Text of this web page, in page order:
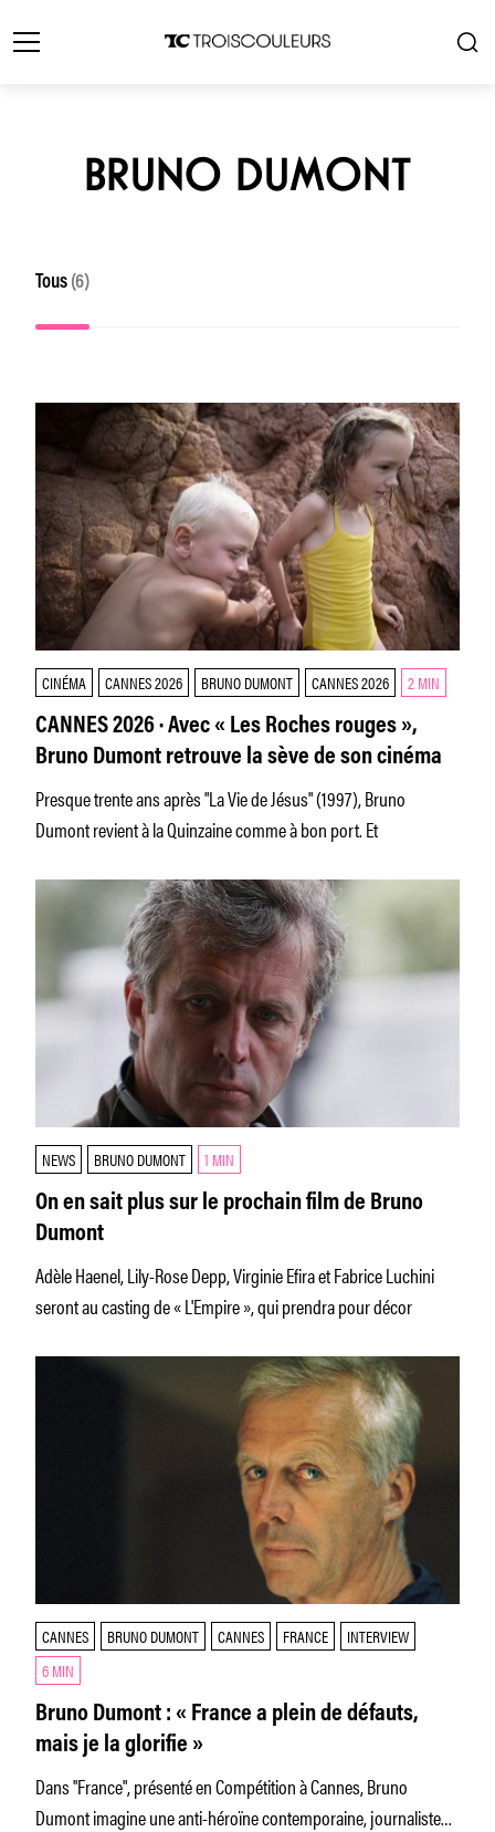
BRUNO DUMONT
Tous (6)
CINÉMA CANNES 2026 BRUNO DUMONT CANNES 2026 2 MIN
CANNES 2026 · Avec « Les Roches rouges »,
Bruno Dumont retrouve la sève de son cinéma
Presque trente ans après "La Vie de Jésus" (1997), Bruno
Dumont revient à la Quinzaine comme à bon port. Et
NEWS BRUNO DUMONT 1 MIN
On en sait plus sur le prochain film de Bruno
Dumont
Adèle Haenel, Lily-Rose Depp, Virginie Efira et Fabrice Luchini
seront au casting de « L'Empire », qui prendra pour décor
CANNES BRUNO DUMONT CANNES FRANCE
INTERVIEW
6 MIN
Bruno Dumont : « France a plein de défauts,
mais je la glorifie »
Dans "France", présenté en Compétition à Cannes, Bruno
Dumont imagine une anti-héroïne contemporaine, journaliste